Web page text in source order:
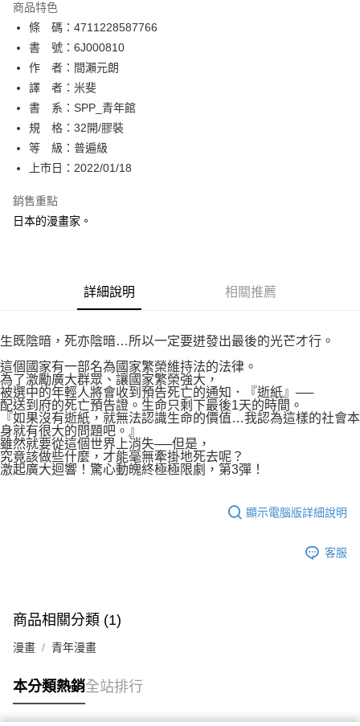
相關說明
【關於「AFTEE先享後付」】
AFTEE先享後付是「在收到商品之後才付款」的支付方式。 讓您購物簡單
便利好安心！
１．簡單：不需註冊會員、不需綁卡、不需儲值。
２．便利：只要手機號碼，簡訊認證，即可結帳。
３．安心：先確認商品／服務後，再付款。
【「AFTEE先享後付」結帳流程】
１．於結帳方式選擇「AFTEE先享後付」後，將跳轉至「AFTEE先享後付」
結帳頁面，進行簡訊認證並確認金額後，即可完成結帳。
２．訂單成立數日內，您將收到繳費通知簡訊。
ATM／網路銀行／等多元方式進行付款，方視為交易完成。
※ 請注意：結帳手續完成當下不需立刻繳費，但若您需要取消訂單，請聯絡
客戶支援中心」https://netprotections.freshdesk.com/support/home
１．透過由恩沛科技股份有限公司提供之「AFTEE先享後付」服務完成之交
易，需依本服務之必要範圍內提供個人資料，並將交易相關給付款項請求債
權轉讓予恩沛科技股份有限公司。
２．關於個人資料處理事宜，請瀏覽以下網址：
https://aftee.tw/terms/#terms3
３．未成年的使用者請事先徵得法定代理人或監護人之同意方可使用
「AFTEE先享後付」，若未經同意申辦者引起之損失，本公司不負相關責
任。
４．使用「AFTEE先享後付」時，將依據個別帳號之用戶狀況，依本公司即
時審查核予不同之上限額度；若仍有額度不足之情形，本公司將視審查結果
恩沛科技股份有限公司將有權停止該用戶之使用額度並採取法律行動。
ATM付款
運送方式
全家取貨付款
每筆NT$80，滿NT$500(含以上)免運費
付款後全家取貨
每筆NT$80，滿NT$500(含以上)免運費
每筆NT$80，滿NT$500(含以上)免運費
付款後7-11取貨
每筆NT$80，滿NT$500(含以上)免運費
宅配
每筆NT$100，滿NT$800(含以上)免運費
國家/地區配送
商品特色
條 碼：4711228587766
書 號：6J000810
作 者：間瀨元朗
譯 者：米斐
書 系：SPP_青年館
規 格：32開/膠裝
等 級：普遍級
上市日：2022/01/18
銷售重點
日本的漫畫家。
詳細說明 相關推薦
生既陰暗，死亦陰暗…所以一定要迸發出最後的光芒才行。
這個國家有一部名為國家繁榮維持法的法律。
為了激勵廣大群眾、讓國家繁榮強大，
被選中的年輕人將會收到預告死亡的通知．『逝紙』──
配送到府的死亡預告證。生命只剩下最後1天的時間。
『如果沒有逝紙，就無法認識生命的價值…我認為這樣的社會本
身就有很大的問題吧。』
雖然就要從這個世界上消失──但是，
究竟該做些什麼，才能毫無牽掛地死去呢？
激起廣大迴響！驚心動魄終極極限劇，第3彈！
顯示電腦版詳細說明
客服
商品相關分類 (1)
漫畫 青年漫畫
本分類熱銷全站排行